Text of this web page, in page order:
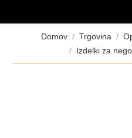
Tukaj ste:Domov Trgovina
Izdelki za